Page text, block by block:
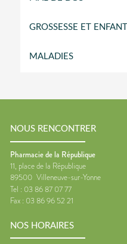
GROSSESSE ET
MALADIES
NOUS RENCONTRER
Pharmacie de la République
11, place de la République
89500 Villeneuve-sur-Yonne
Tel : 03 86 87 07 77
Fax : 03 86 96 52 21
NOS HORAIRES